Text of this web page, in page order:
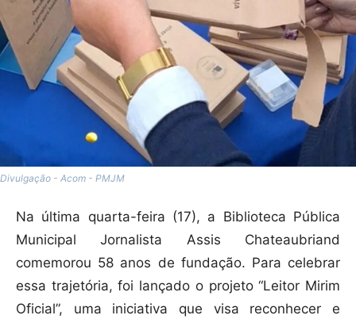
Divulgação - Acom - PMJM
Na última quarta-feira (17), a Biblioteca Pública
Municipal Jornalista Assis Chateaubriand
comemorou 58 anos de fundação. Para celebrar
essa trajetória, foi lançado o projeto “Leitor Mirim
Oficial”, uma iniciativa que visa reconhecer e